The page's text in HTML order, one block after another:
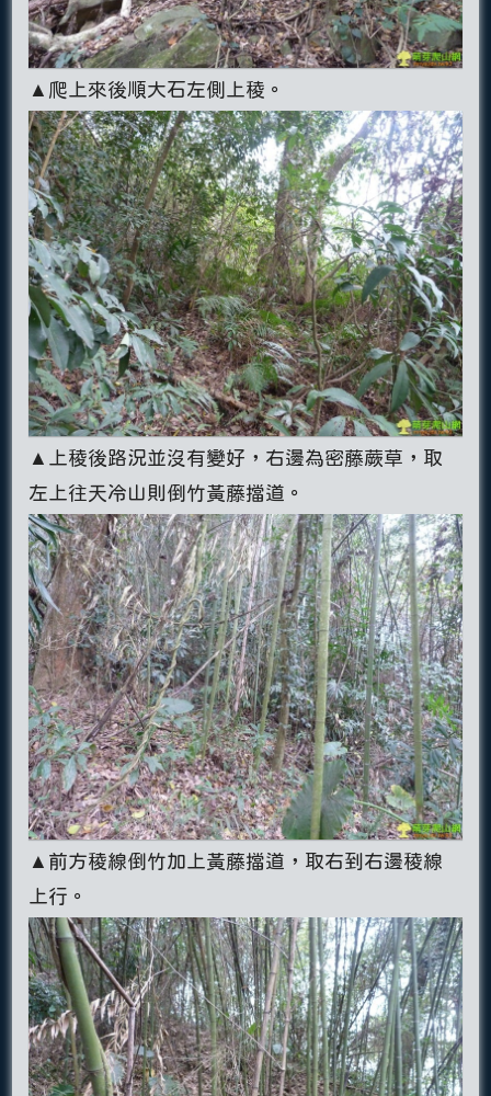
▲爬上來後順大石左側上稜。
▲上稜後路況並沒有變好，右邊為密藤蕨草，取
左上往天冷山則倒竹黃藤擋道。
▲前方稜線倒竹加上黃藤擋道，取右到右邊稜線
上行。